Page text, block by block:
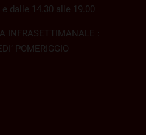
dalle 14.30 alle 19.00
INFRASETTIMANALE :
POMERIGGIO